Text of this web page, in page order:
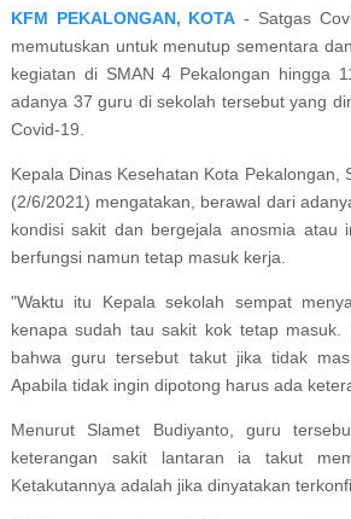
KFM PEKALONGAN, KOTA - Satgas
memutuskan untuk menutup sementara
kegiatan di SMAN 4 Pekalongan hingga
adanya 37 guru di sekolah tersebut yang
Covid-19.
Kepala Dinas Kesehatan Kota Pekalongan,
(2/6/2021) mengatakan, berawal dari
kondisi sakit dan bergejala anosmia atau
berfungsi namun tetap masuk kerja.
"Waktu itu Kepala sekolah sempat
kenapa sudah tau sakit kok tetap masuk.
bahwa guru tersebut takut jika tidak
Apabila tidak ingin dipotong harus ada
Menurut Slamet Budiyanto, guru
keterangan sakit lantaran ia takut
Ketakutannya adalah jika dinyatakan